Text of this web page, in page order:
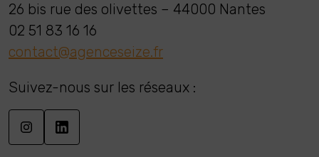
26 bis rue des olivettes – 44000 Nantes
02 51 83 16 16
contact@agenceseize.fr
Suivez-nous sur les réseaux :